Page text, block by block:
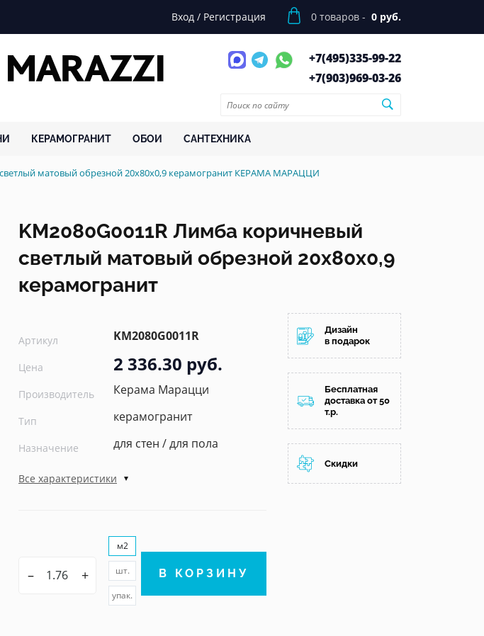
Вход / Регистрация 0 товаров - 0 руб.
+7(495)335-99-22
+7(903)969-03-26
КЕРАМОГРАНИТ ОБОИ САНТЕХНИКА
матовый обрезной 20x80x0,9 керамогранит КЕРАМА МАРАЦЦИ
KM2080G0011R Лимба коричневый
светлый матовый обрезной 20x80x0,9
керамогранит
Артикул KM2080G0011R
Цена 2 336.30 руб.
Производитель Керама Марацци
Тип керамогранит
Назначение для стен / для пола
Все характеристики
– +
м2
шт.
упак.
В КОРЗИНУ
Дизайн
в подарок
Бесплатная
доставка от 50
т.р.
Скидки